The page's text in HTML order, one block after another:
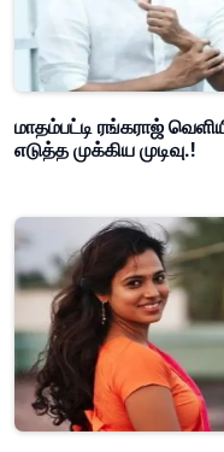
மாதம்பட்டி ரங்கராஜ்
எடுத்த முக்கிய முடிவு.!